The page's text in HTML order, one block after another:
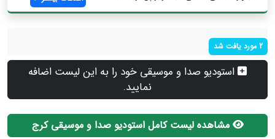
2 مورد یافت شد
استودیو صدا و موسیقی خود را به این لیست اضافه
نمایید.
مشاهده لیست کامل استودیو صدا و موسیقی کرج